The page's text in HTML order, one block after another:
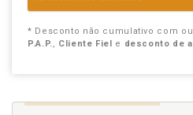
* Desconto não cumulativo com
P.A.P., Cliente Fiel e desconto de